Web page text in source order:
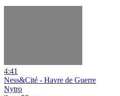
4:41
Ness&Cité - Havre de Guerre
Nytro